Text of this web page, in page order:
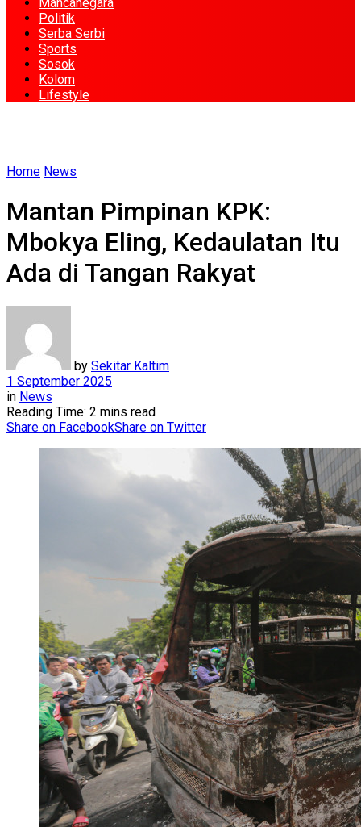
Politik
Serba Serbi
Sports
Sosok
Kolom
Lifestyle
Home News
Mantan Pimpinan KPK:
Mbokya Eling, Kedaulatan Itu
Ada di Tangan Rakyat
by Sekitar Kaltim
1 September 2025
in News
Reading Time: 2 mins read
Share on FacebookShare on Twitter